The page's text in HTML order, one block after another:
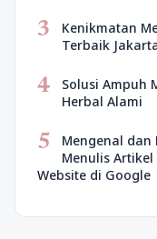
3
Kenikmatan
Terbaik
4
Solusi Ampuh
Herbal Alami
5
Mengenal dan
Menulis Artikel
Website di Google